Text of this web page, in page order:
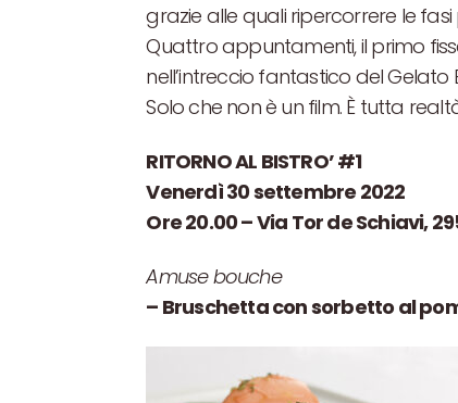
grazie alle quali ripercorrere le
Quattro appuntamenti, il primo
nell’intreccio fantastico del Gelato
Solo che non è un film. È tutta
RITORNO AL BISTRO’ #1
Venerdì 30 settembre 2022
Ore 20.00 – Via Tor de Schiavi,
Amuse bouche
– Bruschetta con sorbetto al